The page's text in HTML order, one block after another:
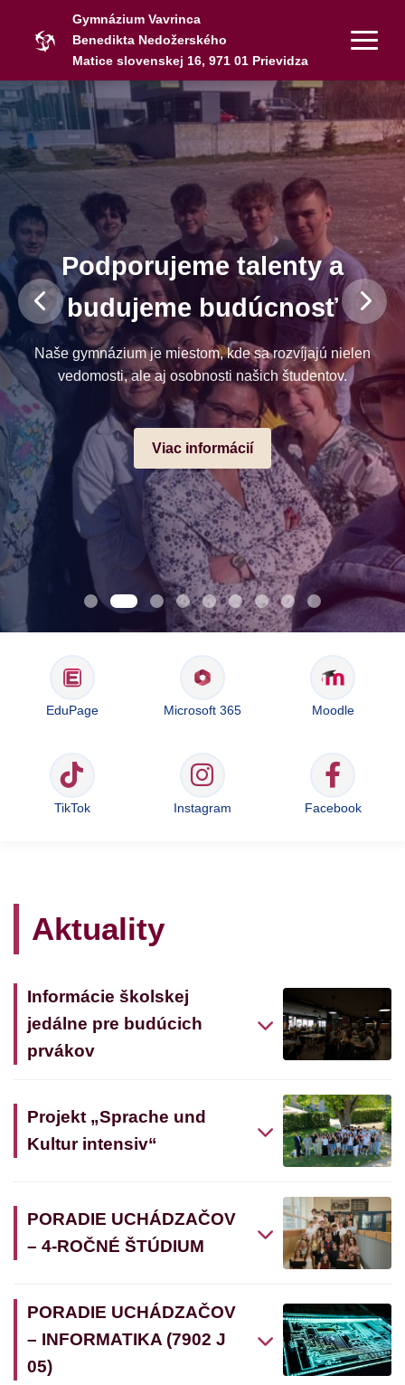
Gymnázium Vavrinca
Benedikta Nedožerského
Matice slovenskej 16, 971 01 Prievidza
Podporujeme talenty a
budujeme budúcnosť
Naše gymnázium je miestom, kde sa rozvíjajú nielen
vedomosti, ale aj osobnosti našich študentov.
Viac informácií
EduPage Microsoft 365 Moodle
TikTok Instagram Facebook
Aktuality
Informácie školskej
jedálne pre budúcich
prvákov
Projekt „Sprache und
Kultur intensiv“
PORADIE UCHÁDZAČOV
– 4-ROČNÉ ŠTÚDIUM
PORADIE UCHÁDZAČOV
– INFORMATIKA (7902 J
05)